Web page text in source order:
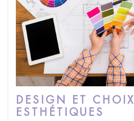
DESIGN ET CHOIX
ESTHÉTIQUES